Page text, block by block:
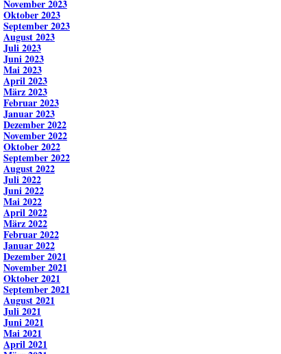
November 2023
Oktober 2023
September 2023
August 2023
Juli 2023
Juni 2023
Mai 2023
April 2023
März 2023
Februar 2023
Januar 2023
Dezember 2022
November 2022
Oktober 2022
September 2022
August 2022
Juli 2022
Juni 2022
Mai 2022
April 2022
März 2022
Februar 2022
Januar 2022
Dezember 2021
November 2021
Oktober 2021
September 2021
August 2021
Juli 2021
Juni 2021
Mai 2021
April 2021